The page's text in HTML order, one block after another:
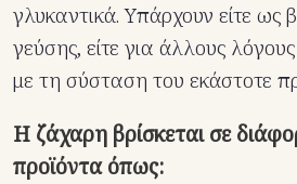
γλυκαντικά. Υπάρχουν είτε ως
γεύσης, είτε για άλλους
με τη σύσταση του εκάστοτε
Η ζάχαρη βρίσκεται σε
προϊόντα όπως: